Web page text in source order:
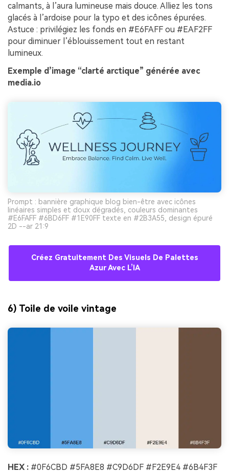
calmants, à l’aura lumineuse mais douce. Alliez les tons
glacés à l’ardoise pour la typo et des icônes épurées.
Astuce : privilégiez les fonds en #E6FAFF ou #EAF2FF
pour diminuer l’éblouissement tout en restant
lumineux.
Exemple d’image “clarté arctique” générée avec
media.io
Prompt : bannière graphique blog bien-être avec icônes
linéaires simples et doux dégradés, couleurs dominantes
#E6FAFF #6BD6FF #1E90FF texte en #2B3A55, design épuré
2D --ar 21:9
Créez Gratuitement Des Visuels De Palettes
Azur Avec L’IA
6) Toile de voile vintage
HEX : #0F6CBD #5FA8E8 #C9D6DF #F2E9E4 #6B4F3F